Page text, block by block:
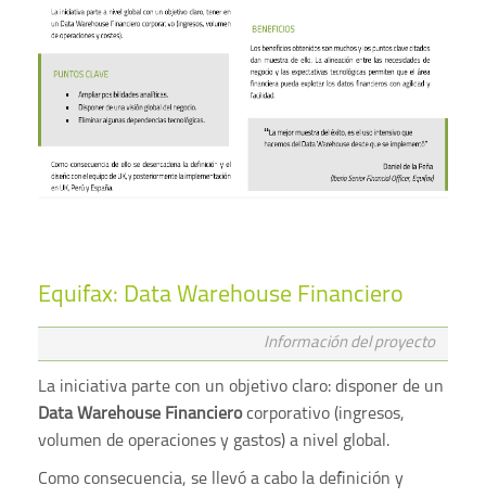
Equifax: Data Warehouse Financiero
Información del proyecto
La iniciativa parte con un objetivo claro: disponer de un
Data Warehouse Financierocorporativo (ingresos,
volumen de operaciones y gastos) a nivel global.
Como consecuencia, se llevó a cabo la definición y